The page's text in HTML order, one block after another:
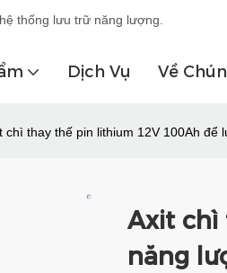
thống lưu trữ năng lượng.
Dịch Vụ Về
chì thay thế pin lithium 12V 100Ah để
Axit chì
năng